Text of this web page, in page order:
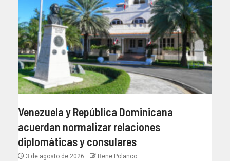
Venezuela y República Dominicana
acuerdan normalizar relaciones
diplomáticas y consulares
3 de agosto de 2026 Rene Polanco